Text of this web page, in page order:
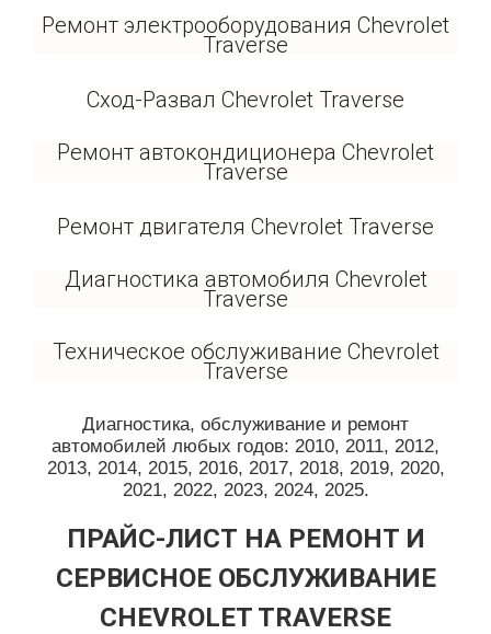
Ремонт электрооборудования Chevrolet
Traverse
Сход-Развал Chevrolet Traverse
Ремонт автокондиционера Chevrolet
Traverse
Ремонт двигателя Chevrolet Traverse
Диагностика автомобиля Chevrolet
Traverse
Техническое обслуживание Chevrolet
Traverse
Диагностика, обслуживание и ремонт
автомобилей любых годов: 2010, 2011, 2012,
2013, 2014, 2015, 2016, 2017, 2018, 2019, 2020,
2021, 2022, 2023, 2024, 2025.
ПРАЙС-ЛИСТ НА РЕМОНТ И
СЕРВИСНОЕ ОБСЛУЖИВАНИЕ
CHEVROLET TRAVERSE